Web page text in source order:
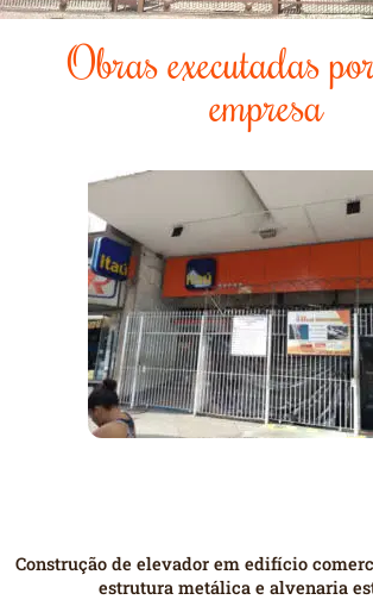
Obras executadas
empresa
Construção de elevador em edifício
estrutura metálica e alvenaria